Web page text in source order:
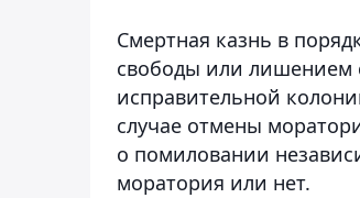
Смертная казнь в
свободы или лишением
исправительной
случае отмены
о помиловании
моратория или нет.